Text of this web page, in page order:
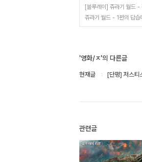
[블루레이] 쥬라기 월드 -
쥬라기 월드 - 1편의 답습
'영화/ㅈ'의 다른글
현재글 [단평] 저스티
관련글